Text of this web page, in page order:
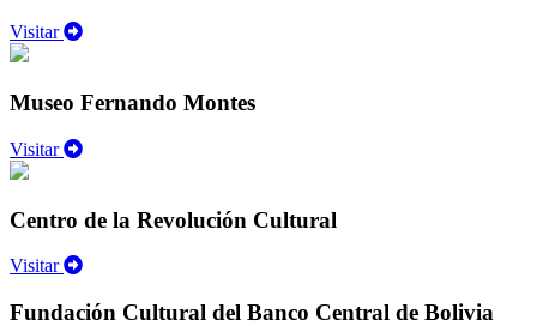
Visitar
Museo Fernando Montes
Visitar
Centro de la Revolución Cultural
Visitar
Fundación Cultural del Banco Central de Bolivia